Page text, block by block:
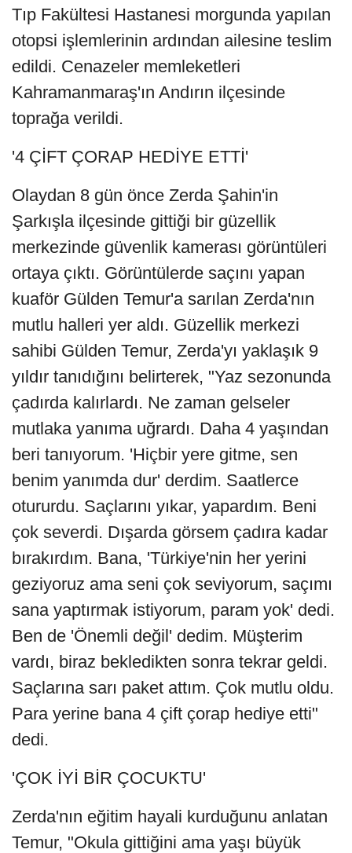
Tıp Fakültesi Hastanesi morgunda yapılan
otopsi işlemlerinin ardından ailesine teslim
edildi. Cenazeler memleketleri
Kahramanmaraş'ın Andırın ilçesinde
toprağa verildi.
'4 ÇİFT ÇORAP HEDİYE ETTİ'
Olaydan 8 gün önce Zerda Şahin'in
Şarkışla ilçesinde gittiği bir güzellik
merkezinde güvenlik kamerası görüntüleri
ortaya çıktı. Görüntülerde saçını yapan
kuaför Gülden Temur'a sarılan Zerda'nın
mutlu halleri yer aldı. Güzellik merkezi
sahibi Gülden Temur, Zerda'yı yaklaşık 9
yıldır tanıdığını belirterek, "Yaz sezonunda
çadırda kalırlardı. Ne zaman gelseler
mutlaka yanıma uğrardı. Daha 4 yaşından
beri tanıyorum. 'Hiçbir yere gitme, sen
benim yanımda dur' derdim. Saatlerce
otururdu. Saçlarını yıkar, yapardım. Beni
çok severdi. Dışarda görsem çadıra kadar
bırakırdım. Bana, 'Türkiye'nin her yerini
geziyoruz ama seni çok seviyorum, saçımı
sana yaptırmak istiyorum, param yok' dedi.
Ben de 'Önemli değil' dedim. Müşterim
vardı, biraz bekledikten sonra tekrar geldi.
Saçlarına sarı paket attım. Çok mutlu oldu.
Para yerine bana 4 çift çorap hediye etti"
dedi.
'ÇOK İYİ BİR ÇOCUKTU'
Zerda'nın eğitim hayali kurduğunu anlatan
Temur, "Okula gittiğini ama yaşı büyük